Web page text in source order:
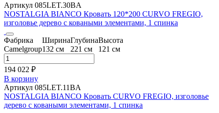
Артикул 085LET.30BA
NOSTALGIA BIANCO Кровать 120*200 CURVO FREGIO,
изголовье дерево с коваными элементами, 1 спинка
Фабрика
Camelgroup
Ширина
132 см
Глубина
221 см
Высота
121 см
194 022 ₽
В корзину
Артикул 085LET.11BA
NOSTALGIA BIANCO Кровать CURVO FREGIO, изголовье
дерево с коваными элементами, 1 спинка